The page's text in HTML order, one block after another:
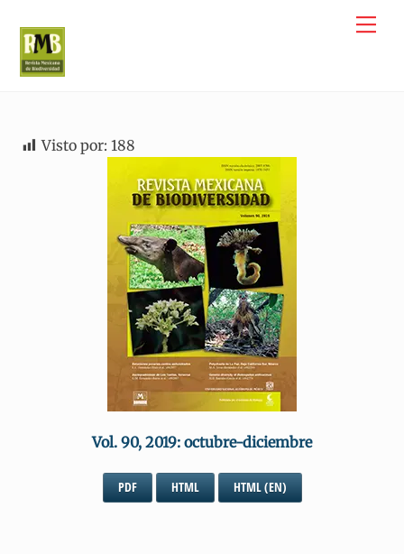
content
Visto por: 188
Vol. 90, 2019: octubre-diciembre
PDF HTML HTML (EN)